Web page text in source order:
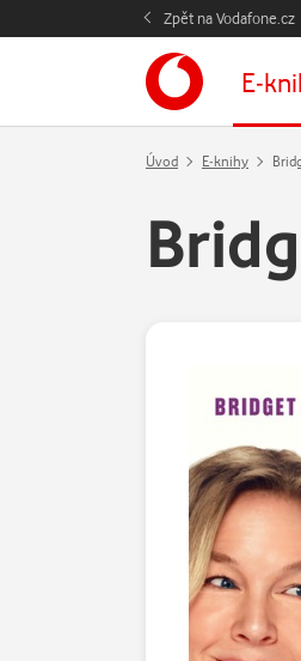
Zpět na Vodafone.cz
E-
Úvod E-knihy